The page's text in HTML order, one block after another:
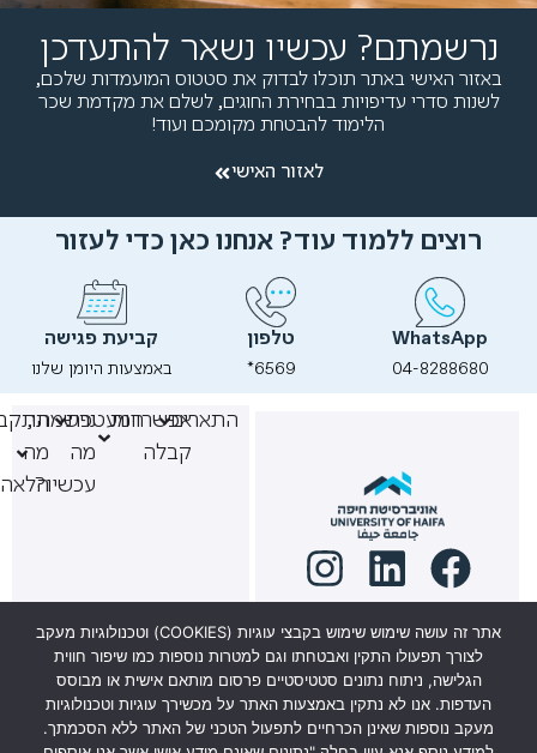
נרשמתם? עכשיו נשאר להתעדכן
באזור האישי באתר תוכלו לבדוק את סטטוס המועמדות שלכם,
לשנות סדרי עדיפויות בבחירת החוגים, לשלם את מקדמת שכר
הלימוד להבטחת מקומכם ועוד!
לאזור האישי
רוצים ללמוד עוד? אנחנו כאן כדי לעזור
WhatsApp
04-8288680
טלפון
6569*
קביעת פגישה
באמצעות היומן שלנו
למוקד מתעניינים 6569*
ניתן להגיע לשיחת ייעוץ
התאריםאפשרויות
קבלה
המעטפתנרשמתי,
מה
עכשיו?
מה
אתר זה עושה שימוש שימוש בקבצי עוגיות (COOKIES) וטכנולוגיות מעקב
לצורך תפעולו התקין ואבטחתו וגם למטרות נוספות כמו שיפור חווית
הגלישה, ניתוח נתונים סטטיסטיים פרסום מותאם אישית או מבוסס
העדפות. אנו לא נתקין באמצעות האתר על מכשירך עוגיות וטכנולוגיות
מעקב נוספות שאינן הכרחיים לתפעול הטכני של האתר ללא הסכמתך.